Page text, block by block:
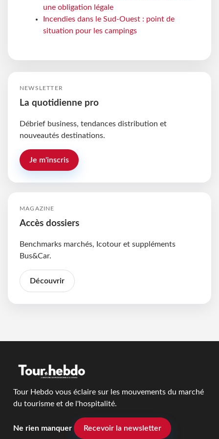
une obligation légale
Incendies dans le Sud-Ouest : point de
situation pour les campings
NEWSLETTER
La quotidienne pro
Débrief business, tendances distribution et
nouveautés destinations.
Je m'inscris
MAGAZINE
Accès dossiers
Benchmarks marchés, Icotour et suppléments
Bus&Car.
Découvrir
Tour Hebdo vous éclaire sur les mouvements du marché
du tourisme et de l'hospitalité.
Ne rien manquer Recevoir la newsletter